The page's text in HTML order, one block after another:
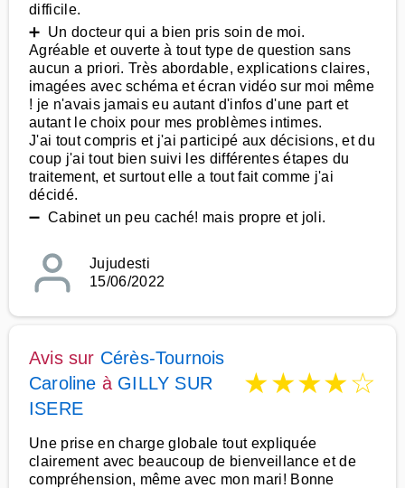
difficile.
➕ Un docteur qui a bien pris soin de moi.
Agréable et ouverte à tout type de question sans
aucun a priori. Très abordable, explications claires,
imagées avec schéma et écran vidéo sur moi même
! je n'avais jamais eu autant d'infos d'une part et
autant le choix pour mes problèmes intimes.
J'ai tout compris et j'ai participé aux décisions, et du
coup j'ai tout bien suivi les différentes étapes du
traitement, et surtout elle a tout fait comme j'ai
décidé.
➖ Cabinet un peu caché! mais propre et joli.
Jujudesti
15/06/2022
Avis sur Cérès-Tournois
Caroline à GILLY SUR
ISERE
★★★★☆
Une prise en charge globale tout expliquée
clairement avec beaucoup de bienveillance et de
compréhension, même avec mon mari! Bonne